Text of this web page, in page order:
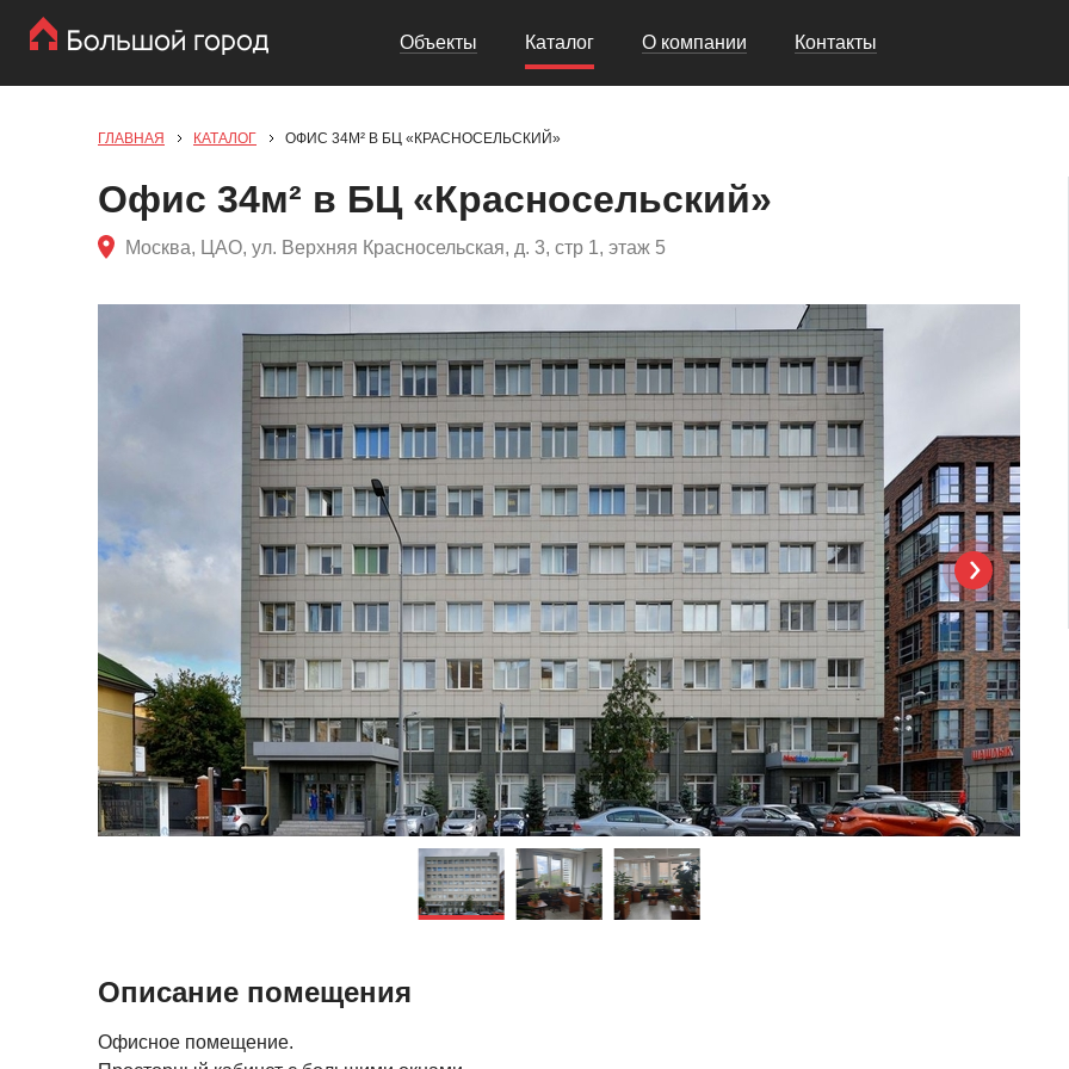
Объекты Каталог О компании Контакты
ГЛАВНАЯ КАТАЛОГ ОФИС 34М² В БЦ «КРАСНОСЕЛЬСКИЙ»
Офис 34м² в БЦ «Красносельский»
Москва, ЦАО, ул. Верхняя Красносельская, д. 3, стр 1, этаж 5
Описание помещения
Офисное помещение.